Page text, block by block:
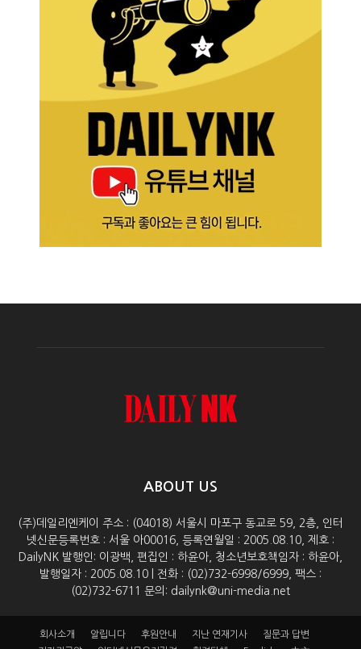
ABOUT US
(주)데일리엔케이 주소 : (04018) 서울시 마포구 동교로 59, 2층, 인터
넷신문등록번호 : 서울 아00016, 등록연월일 : 2005.08.10, 제호 :
DailyNK 발행인: 이광백, 편집인 : 하윤아, 청소년보호책임자 : 하윤아,
발행일자 : 2005.08.10 | 전화 : (02)732-6998/6999, 팩스 :
(02)732-6711 문의: dailynk@uni-media.net
회사소개 알립니다 후원안내 지난 연재기사
질문과 답변